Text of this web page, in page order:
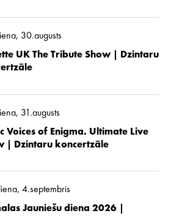
30.augusts
UK The Tribute Show | Dzintaru
31.augusts
Voices of Enigma. Ultimate Live
| Dzintaru koncertzāle
4.septembris
Jauniešu diena 2026 |